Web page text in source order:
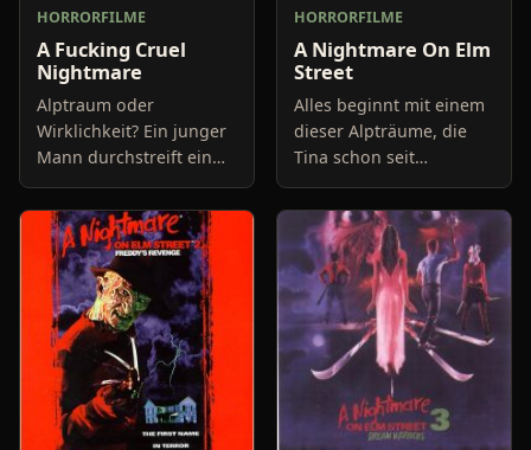
HORRORFILME
A Fucking Cruel
Nightmare
Alptraum oder
Wirklichkeit? Ein junger
Mann durchstreift ein
Gebäude, welches mit
zahlreichen Folien
ausgestattet ist. Er
bewegt sich auf einem
schmalen Gang
HORRORFILME
A Nightmare On Elm
Street
Alles beginnt mit einem
dieser Alpträume, die
Tina schon seit
längerem quälen. Sie
flieht in einem
Fabrikkeller vor dem
mysteriösen Mann, der
ihr offensich